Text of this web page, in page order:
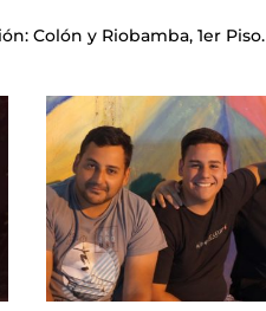
Colón y Riobamba, 1er Piso.